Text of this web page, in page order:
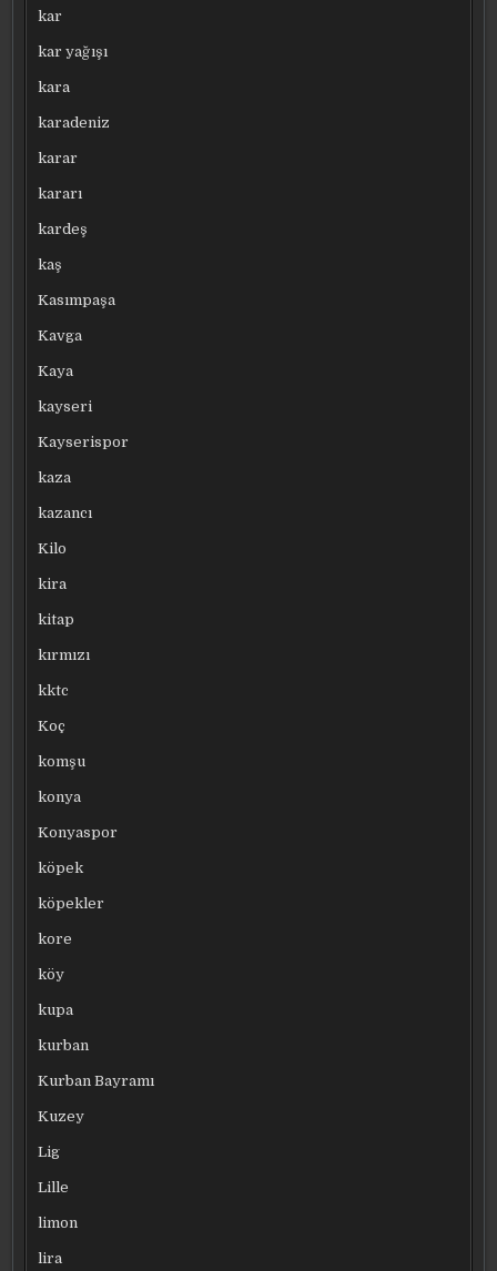
kar
kar yağışı
kara
karadeniz
karar
kararı
kardeş
kaş
Kasımpaşa
Kavga
Kaya
kayseri
Kayserispor
kaza
kazancı
Kilo
kira
kitap
kırmızı
kktc
Koç
komşu
konya
Konyaspor
köpek
köpekler
kore
köy
kupa
kurban
Kurban Bayramı
Kuzey
Lig
Lille
limon
lira